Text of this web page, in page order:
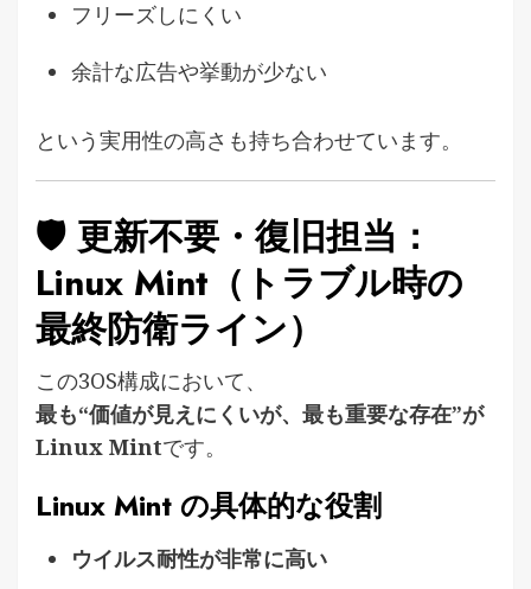
フリーズしにくい
余計な広告や挙動が少ない
という実用性の高さも持ち合わせています。
🛡 更新不要・復旧担当：
Linux Mint（トラブル時の
最終防衛ライン）
この3OS構成において、
最も“価値が見えにくいが、最も重要な存在”が
Linux Mintです。
Linux Mint の具体的な役割
ウイルス耐性が非常に高い